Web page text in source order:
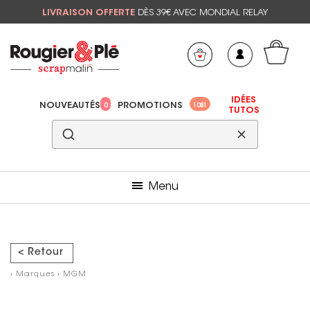
LIVRAISON OFFERTE DÈS 39€ AVEC MONDIAL RELAY
NOUVEAUTÉS 0 PROMOTIONS 1081
IDÉES
TUTOS
Menu
< Retour
› Marques › MGM